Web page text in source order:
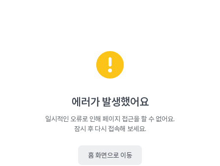
에러가 발생했어요
일시적인 오류로 인해 페이지 접근을 할 수 없어요.
잠시 후 다시 접속해 보세요.
홈 화면으로 이동